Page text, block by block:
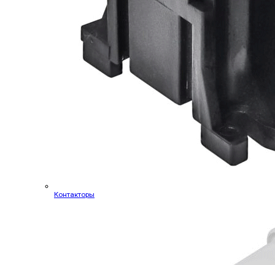
Контакторы